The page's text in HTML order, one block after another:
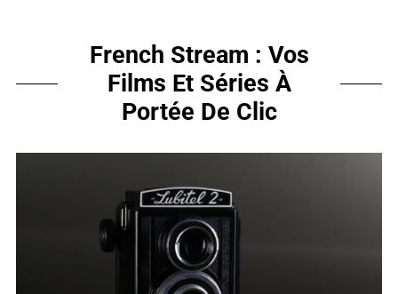
French Stream : Vos
Films Et Séries À
Portée De Clic